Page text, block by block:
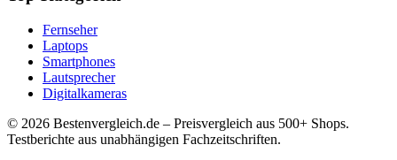
Fernseher
Laptops
Smartphones
Lautsprecher
Digitalkameras
© 2026 Bestenvergleich.de – Preisvergleich aus 500+ Shops.
Testberichte aus unabhängigen Fachzeitschriften.